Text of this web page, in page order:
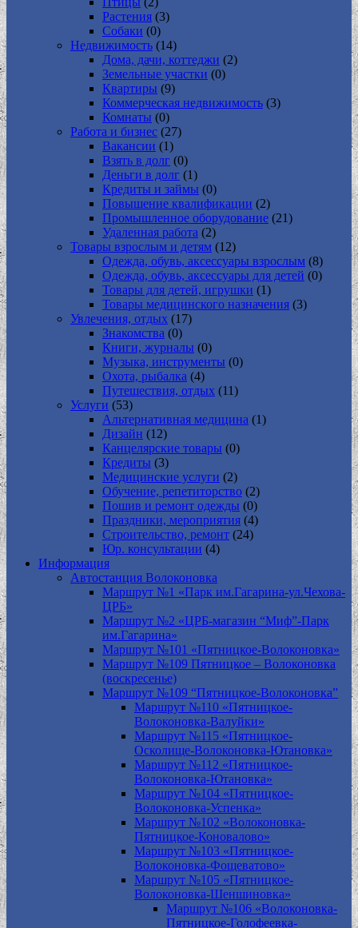
Растения (3)
Собаки (0)
Недвижимость (14)
Дома, дачи, коттеджи (2)
Земельные участки (0)
Квартиры (9)
Коммерческая недвижимость (3)
Комнаты (0)
Работа и бизнес (27)
Вакансии (1)
Взять в долг (0)
Деньги в долг (1)
Кредиты и займы (0)
Повышение квалификации (2)
Промышленное оборудование (21)
Удаленная работа (2)
Товары взрослым и детям (12)
Одежда, обувь, аксессуары взрослым (8)
Одежда, обувь, аксессуары для детей (0)
Товары для детей, игрушки (1)
Товары медицинского назначения (3)
Увлечения, отдых (17)
Знакомства (0)
Книги, журналы (0)
Музыка, инструменты (0)
Охота, рыбалка (4)
Путешествия, отдых (11)
Услуги (53)
Альтернативная медицина (1)
Дизайн (12)
Канцелярские товары (0)
Кредиты (3)
Медицинские услуги (2)
Обучение, репетиторство (2)
Пошив и ремонт одежды (0)
Праздники, мероприятия (4)
Строительство, ремонт (24)
Юр. консультации (4)
Информация
Автостанция Волоконовка
Маршрут №1 «Парк им.Гагарина-ул.Чехова-
ЦРБ»
Маршрут №2 «ЦРБ-магазин “Миф”-Парк
им.Гагарина»
Маршрут №101 «Пятницкое-Волоконовка»
Маршрут №109 Пятницкое – Волоконовка
(воскресенье)
Маршрут №109 “Пятницкое-Волоконовка”
Маршрут №110 «Пятницкое-
Волоконовка-Валуйки»
Маршрут №115 «Пятницкое-
Осколище-Волоконовка-Ютановка»
Маршрут №112 «Пятницкое-
Волоконовка-Ютановка»
Маршрут №104 «Пятницкое-
Волоконовка-Успенка»
Маршрут №102 «Волоконовка-
Пятницкое-Коновалово»
Маршрут №103 «Пятницкое-
Волоконовка-Фощеватово»
Маршрут №105 «Пятницкое-
Волоконовка-Шеншиновка»
Маршрут №106 «Волоконовка-
Пятницкое-Голофеевка-